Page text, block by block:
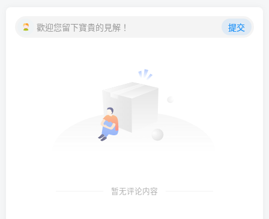
歡迎您留下寶貴的見解！ 提交
暂无评论内容